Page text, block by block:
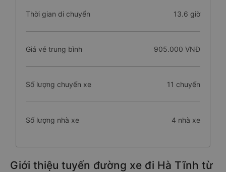
Thời gian di chuyển 13.6 giờ
Giá vé trung bình 905.000 VNĐ
Số lượng chuyến xe 11 chuyến
Số lượng nhà xe 4 nhà xe
Giới thiệu tuyến đường xe đi Hà Tĩnh từ